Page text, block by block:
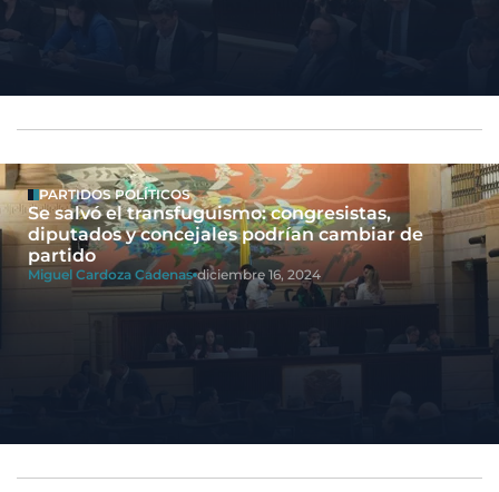
PARTIDOS POLÍTICOS
Se salvó el transfuguismo: congresistas,
diputados y concejales podrían cambiar de
partido
Miguel Cardoza Cadenas diciembre 16, 2024